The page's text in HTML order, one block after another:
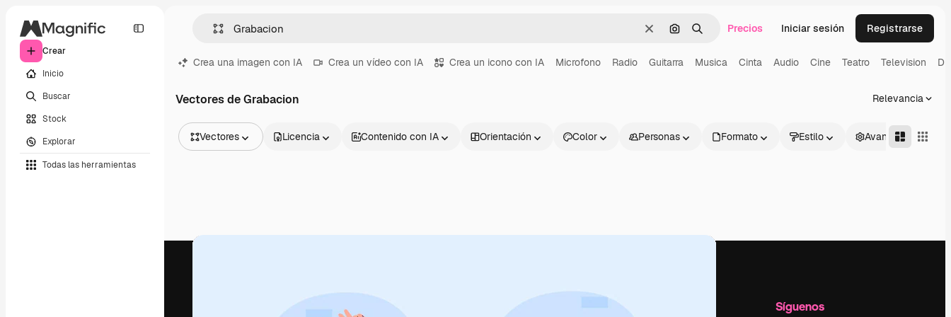
Crear
Inicio
Buscar
Stock
Explorar
Todas las herramientas
BorrarBuscar por imagen
BuscarPrecios Iniciar sesión Registrarse
Crea una imagen con IA Crea un vídeo con IA Crea un icono con IA Microfono Radio Guitarra Musica Cinta Audio Cine Teatro Television
Vectores de Grabacion Relevancia
Vectores
Vídeos
Licencia Contenido con IA Orientación Color Personas Formato Estilo Avanzado
Información útil Síguenos